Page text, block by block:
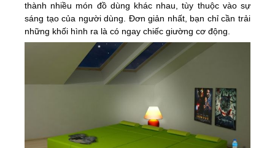
thành nhiều món đồ dùng khác nhau, tùy thuộc vào sự
sáng tạo của người dùng. Đơn giản nhất, bạn chỉ cần trải
những khối hình ra là có ngay chiếc giường cơ động.